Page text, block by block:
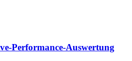
Performance-Auswertung